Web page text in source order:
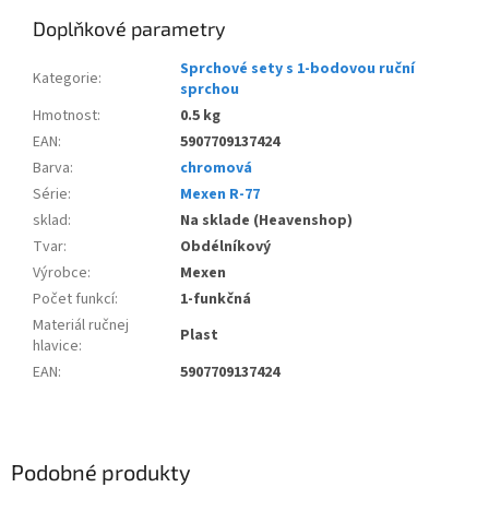
Doplňkové parametry
Kategorie:
Sprchové sety s 1-bodovou ruční
sprchou
Hmotnost:
0.5 kg
EAN:
5907709137424
Barva:
chromová
Série:
Mexen R-77
sklad:
Na sklade (Heavenshop)
Tvar:
Obdélníkový
Výrobce:
Mexen
Počet funkcí:
1-funkčná
Materiál ručnej
hlavice:
Plast
EAN: 5907709137424
Podobné produkty